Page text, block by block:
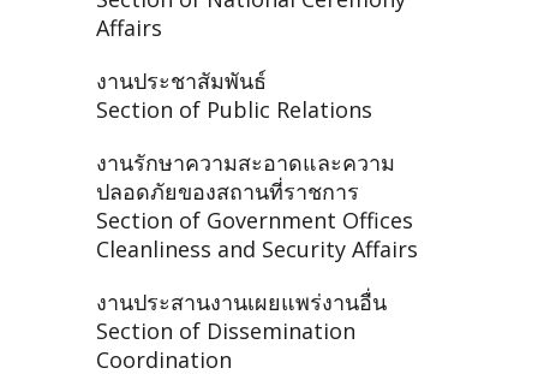
Affairs
งานประชาสัมพันธ์
Section of Public Relations
งานรักษาความสะอาดและความ
ปลอดภัยของสถานที่ราชการ
Section of Government Offices
Cleanliness and Security Affairs
งานประสานงานเผยแพร่งานอื่น
Section of Dissemination
Coordination